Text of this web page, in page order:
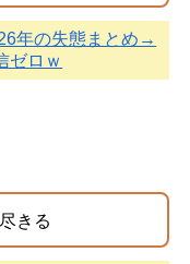
年の失態まとめ→
ゼロｗ
きる